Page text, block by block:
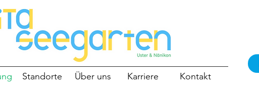
Standorte Über uns Karriere Kontakt